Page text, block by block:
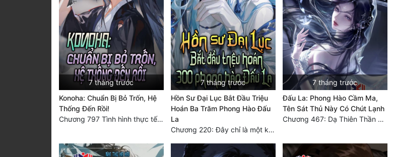
7 tháng trước
Konoha: Chuẩn Bị Bỏ Trốn, Hệ
Thống Đến Rồi!
Chương 797 Tình hình thực tế không tệ lắm (đại kết cục)
7 tháng trước
Hồn Sư Đại Lục Bắt Đầu Triệu
Hoán Ba Trăm Phong Hào Đấu
La
Chương 220: Đây chỉ là một khởi đầu (Thần Vũ Trụ Giới Thiên Hoàn Tất)
7 tháng trước
Đấu La: Phong Hào Cầm Ma,
Tên Sát Thủ Này Có Chút Lạnh
Chương 467: Dạ Thiên Thần đến, thôn phệ Huyết Hải (Đại Kết Cục)